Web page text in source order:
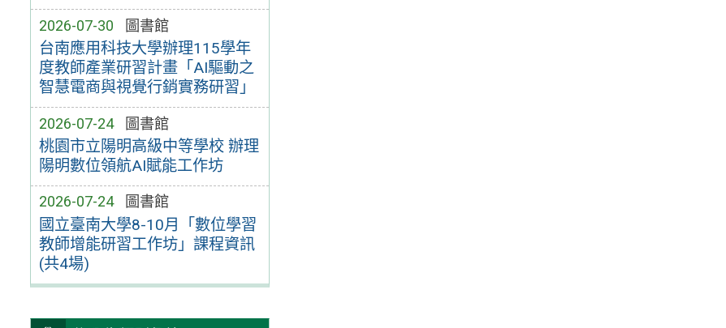
2026-07-30 圖書館
台南應用科技大學辦理115學年
度教師產業研習計畫「AI驅動之
智慧電商與視覺行銷實務研習」
2026-07-24 圖書館
桃園市立陽明高級中等學校 辦理
陽明數位領航AI賦能工作坊
2026-07-24 圖書館
國立臺南大學8-10月「數位學習
教師增能研習工作坊」課程資訊
(共4場)